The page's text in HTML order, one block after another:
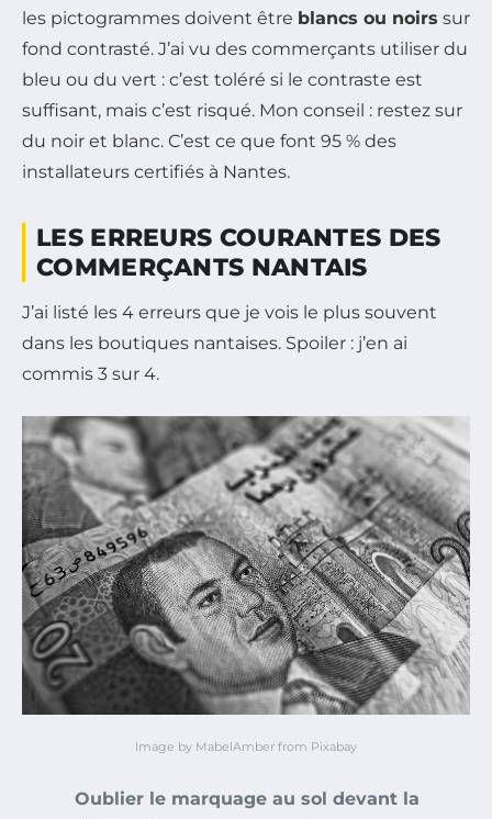
les pictogrammes doivent être blancs ou noirs sur
fond contrasté. J’ai vu des commerçants utiliser du
bleu ou du vert : c’est toléré si le contraste est
suffisant, mais c’est risqué. Mon conseil : restez sur
du noir et blanc. C’est ce que font 95 % des
installateurs certifiés à Nantes.
LES ERREURS COURANTES DES
COMMERÇANTS NANTAIS
J’ai listé les 4 erreurs que je vois le plus souvent
dans les boutiques nantaises. Spoiler : j’en ai
commis 3 sur 4.
Image by MabelAmber from Pixabay
Oublier le marquage au sol devant la